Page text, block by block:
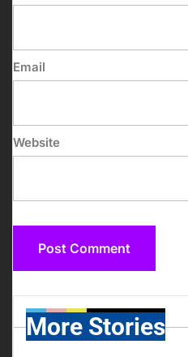
Email
Website
More Stories